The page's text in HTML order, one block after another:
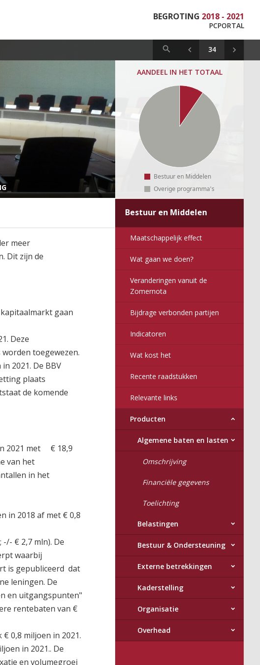
BEGROTING 2018 - 2021
PCPORTAL
AANDEEL IN HET TOTAAL
Bestuur en Middelen
Overige programma's
Bestuur en Middelen
Maatschappelijk effect
Wat gaan we doen?
Veranderingen vanuit de
Zomernota
Bijdrage verbonden partijen
Indicatoren
Wat kost het
Recente raadstukken
Relevante links
Producten
Algemene baten en lasten
Omschrijving
Financiële gegevens
Toelichting
Belastingen
Bestuur & Ondersteuning
Externe betrekkingen
Kaderstelling
Organisatie
Overhead
meer
Dit zijn de
gaan
Deze
toegewezen.
2021. De BBV
plaats
de komende
2021 met € 18,9
van het
in het
in 2018 af met € 0,8
€ 2,7 mln). De
waarbij
is gepubliceerd dat
leningen. De
en uitgangspunten"
rentebaten van €
0,8 miljoen in 2021.
in 2021.. De
en volumegroei